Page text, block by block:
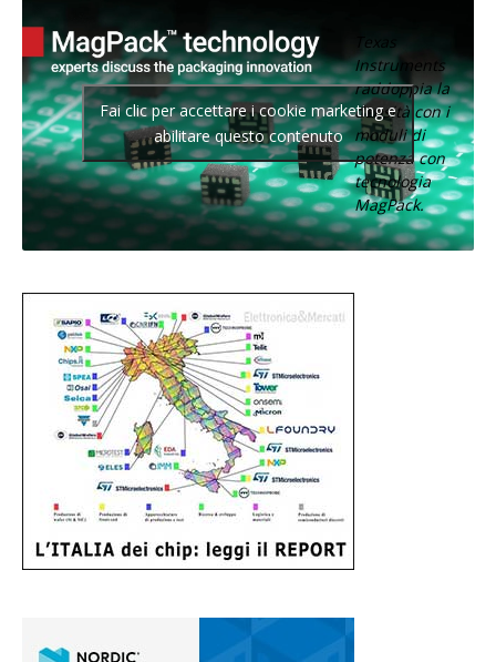
Texas
Instruments
raddoppia la
densità con i
moduli di
potenza con
tecnologia
MagPack.
Fai clic per accettare i cookie marketing e
abilitare questo contenuto